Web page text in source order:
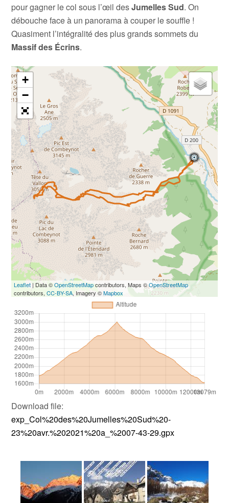
pour gagner le col sous l’œil desJumelles Sud. On
débouche face à un panorama à couper le souffle !
Quasiment l’intégralité des plus grands sommets du
Massif des Écrins.
+
−
Leaflet | Data ©OpenStreetMapcontributors, Maps ©OpenStreetMap
contributors,CC-BY-SA, Imagery ©Mapbox
Download file:
exp_Col%20des%20Jumelles%20Sud%20-
23%20avr.%202021%20a_%2007-43-29.gpx